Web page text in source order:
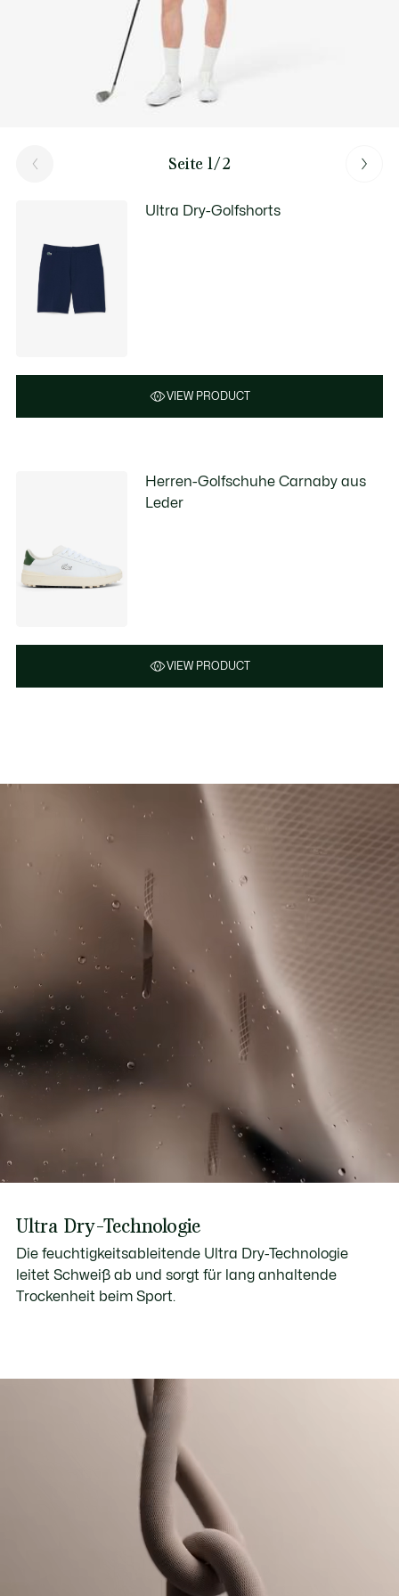
Seite 1/2
Ultra Dry-Golfshorts
VIEW PRODUCT
Herren-Golfschuhe Carnaby aus
Leder
VIEW PRODUCT
Ultra Dry-Technologie
Die feuchtigkeitsableitende Ultra Dry-Technologie
leitet Schweiß ab und sorgt für lang anhaltende
Trockenheit beim Sport.